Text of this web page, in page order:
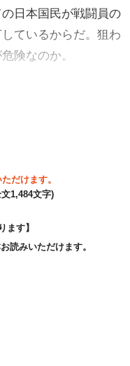
日本国民が戦闘員の
ているからだ。狙わ
険なのか。
だけます。
1,484文字)
ます】
読みいただけます。